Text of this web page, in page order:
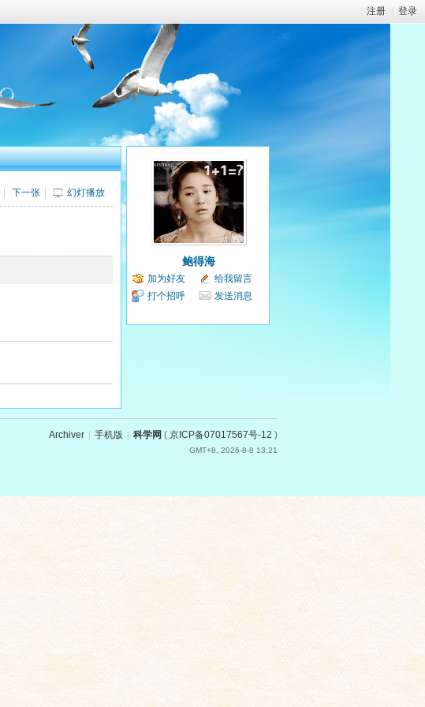
注册 登录
下一张 幻灯播放
鲍得海
加为好友
给我留言
打个招呼
发送消息
Archiver 手机版 科学网 ( 京ICP备07017567号-12 )
GMT+8, 2026-8-8 13:21